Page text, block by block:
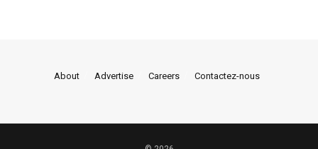
About Advertise Careers Contactez-nous